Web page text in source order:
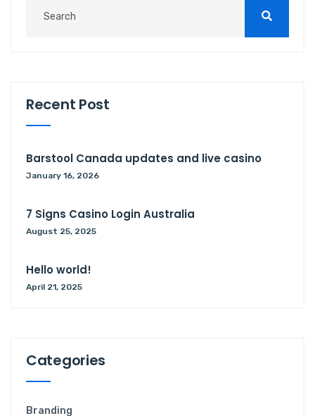
Recent Post
Barstool Canada updates and live casino
January 16, 2026
7 Signs Casino Login Australia
August 25, 2025
Hello world!
April 21, 2025
Categories
Branding